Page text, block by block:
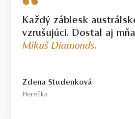
Každý záblesk
vzrušujúci. Dostal aj
Mikuš Diamonds.
Zdena Studenková
Herečka